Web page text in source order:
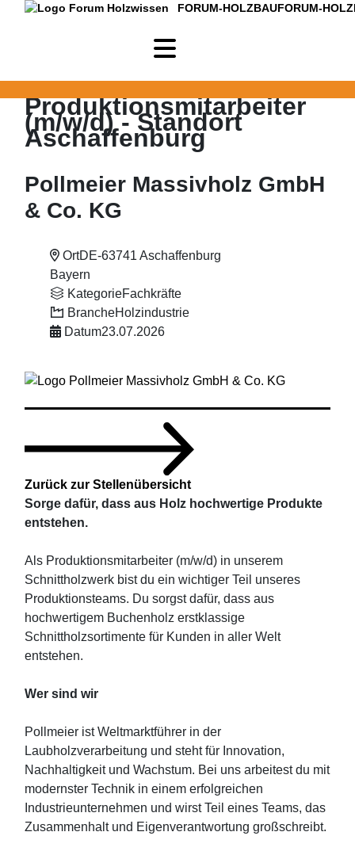
FORUM-HOLZBAUFORUM-
Produktionsmitarbeiter
(m/w/d) - Standort
Aschaffenburg
Pollmeier Massivholz GmbH
& Co. KG
OrtDE-63741 Aschaffenburg
Bayern
KategorieFachkräfte
BrancheHolzindustrie
Datum23.07.2026
Zurück zur Stellenübersicht
Sorge dafür, dass aus Holz hochwertige Produkte
entstehen.
Als Produktionsmitarbeiter (m/w/d) in unserem
Schnittholzwerk bist du ein wichtiger Teil unseres
Produktionsteams. Du sorgst dafür, dass aus
hochwertigem Buchenholz erstklassige
Schnittholzsortimente für Kunden in aller Welt
entstehen.
Wer sind wir
Pollmeier ist Weltmarktführer in der
Laubholzverarbeitung und steht für Innovation,
Nachhaltigkeit und Wachstum. Bei uns arbeitest du mit
modernster Technik in einem erfolgreichen
Industrieunternehmen und wirst Teil eines Teams, das
Zusammenhalt und Eigenverantwortung großschreibt.